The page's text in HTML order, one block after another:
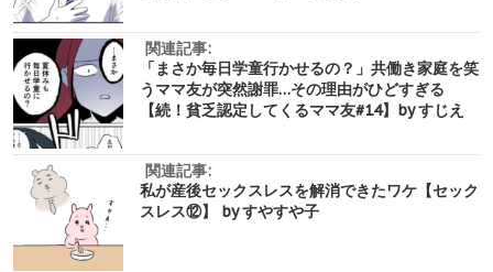
関連記事:
「まさか毎日学童行かせるの？」共働き家庭を笑
うママ友が突然謝罪…その理由がひどすぎる
【続！貧乏認定してくるママ友#14】by すじえ
関連記事:
私が産後セックスレスを解消できたワケ【セック
スレス⑫】 by すやすや子